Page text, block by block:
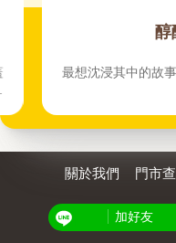
醇
最想沈浸其中的故
關於我們 門市
加好友